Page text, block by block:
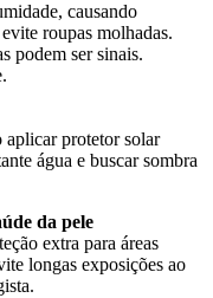
causando
roupas molhadas.
podem ser sinais.
protetor solar
água e buscar sombra
da pele
extra para áreas
longas exposições ao